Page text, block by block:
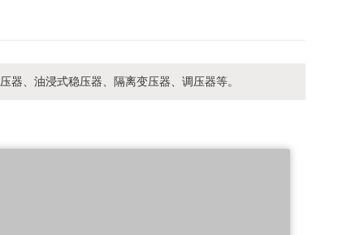
器、油浸式稳压器、隔离变压器、调压器等。